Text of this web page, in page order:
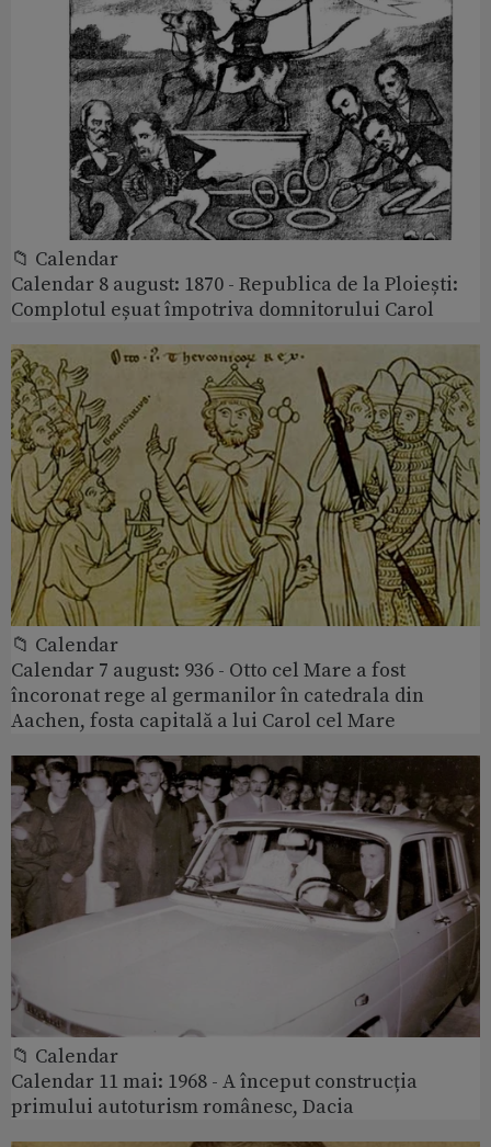
📁 Calendar
Calendar 8 august: 1870 - Republica de la Ploiești:
Complotul eșuat împotriva domnitorului Carol
📁 Calendar
Calendar 7 august: 936 - Otto cel Mare a fost
încoronat rege al germanilor în catedrala din
Aachen, fosta capitală a lui Carol cel Mare
📁 Calendar
Calendar 11 mai: 1968 - A început construcția
primului autoturism românesc, Dacia